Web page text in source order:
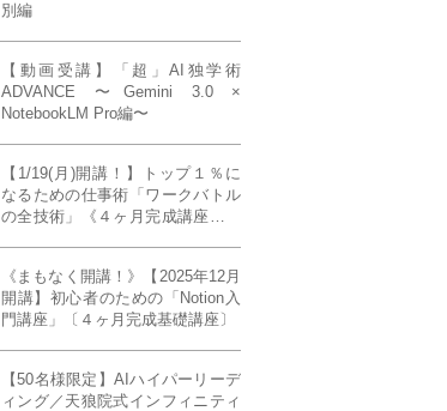
別編
【動画受講】「超」AI独学術
ADVANCE 〜Gemini 3.0 ×
NotebookLM Pro編〜
【1/19(月)開講！】トップ１％に
なるための仕事術「ワークバトル
の全技術」《４ヶ月完成講座》ー
《まもなく開講！》【2025年12月
開講】初心者のための「Notion入
門講座」〔４ヶ月完成基礎講座〕
【50名様限定】AIハイパーリーデ
ィング／天狼院式インフィニティ